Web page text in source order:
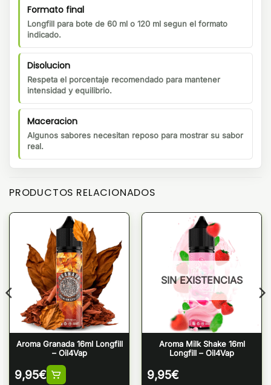
Formato final
Longfill para bote de 60 ml o 120 ml segun el formato
indicado.
Disolucion
Respeta el porcentaje recomendado para mantener
intensidad y equilibrio.
Maceracion
Algunos sabores necesitan reposo para mostrar su sabor
real.
PRODUCTOS RELACIONADOS
Aroma Granada 16ml Longfill
– Oil4Vap
9,95€
SIN EXISTENCIAS
Aroma Milk Shake 16ml
Longfill – Oil4Vap
9,95€